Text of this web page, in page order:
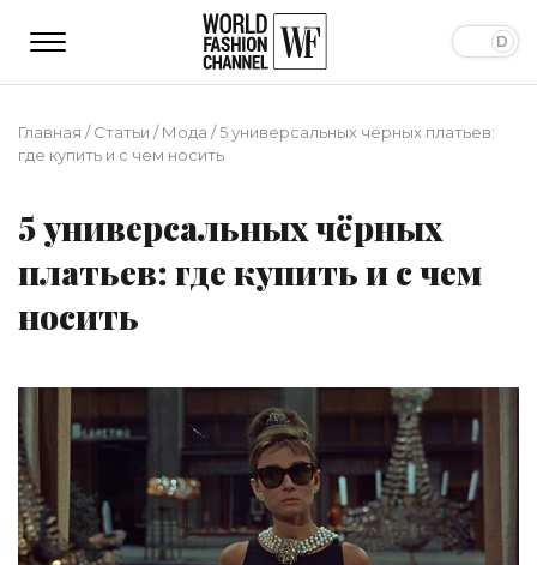
Главная /Статьи /Мода /5 универсальных чёрных платьев:
где купить и с чем носить
5 универсальных чёрных
платьев: где купить и с чем
носить